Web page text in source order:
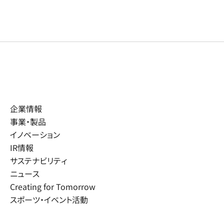
企業情報
事業・製品
イノベーション
IR情報
サステナビリティ
ニュース
Creating for Tomorrow
スポーツ・イベント活動